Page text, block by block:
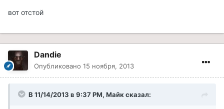
вот отстой
Dandie
Опубликовано 15 ноября, 2013
В 11/14/2013 в 9:37 PM, Майк сказал: